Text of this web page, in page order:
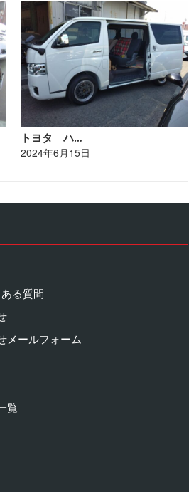
トヨタ ハ…
2024年6月15日
る質問
メールフォーム
覧